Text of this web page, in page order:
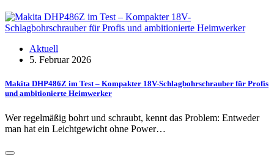
Aktuell
5. Februar 2026
Makita DHP486Z im Test – Kompakter 18V-Schlagbohrschrauber für Profis
und ambitionierte Heimwerker
Wer regelmäßig bohrt und schraubt, kennt das Problem: Entweder
man hat ein Leichtgewicht ohne Power…